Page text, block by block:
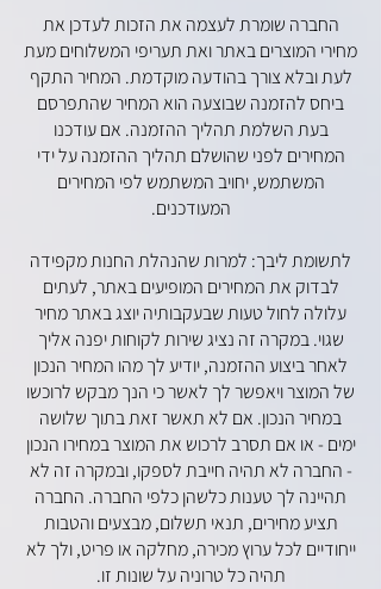
החברה שומרת לעצמה את הזכות לעדכן את
מחירי המוצרים באתר ואת תעריפי המשלוחים מעת
לעת ובלא צורך בהודעה מוקדמת. המחיר התקף
ביחס להזמנה שבוצעה הוא המחיר שהתפרסם
בעת השלמת תהליך ההזמנה. אם עודכנו
המחירים לפני שהושלם תהליך ההזמנה על ידי
המשתמש, יחויב המשתמש לפי המחירים
המעודכנים.
לתשומת ליבך: למרות שהנהלת החנות מקפידה
לבדוק את המחירים המופיעים באתר, לעתים
עלולה לחול טעות שבעקבותיה יוצג באתר מחיר
שגוי. במקרה זה נציג שירות לקוחות יפנה אליך
לאחר ביצוע ההזמנה, יודיע לך מהו המחיר הנכון
של המוצר ויאפשר לך לאשר כי הנך מבקש לרוכשו
במחיר הנכון. אם לא תאשר זאת בתוך שלושה
ימים - או אם תסרב לרכוש את המוצר במחירו הנכון
- החברה לא תהיה חייבת לספקו, ובמקרה זה לא
תהיינה לך טענות כלשהן כלפי החברה. החברה
תציע מחירים, תנאי תשלום, מבצעים והטבות
ייחודיים לכל ערוץ מכירה, מחלקה או פריט, ולך לא
תהיה כל טרוניה על שונות זו.